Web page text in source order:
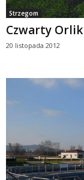
Strzegom
Czwarty
20 listopada 2012